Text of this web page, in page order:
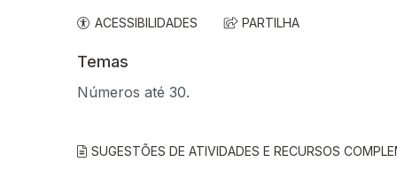
ACESSIBILIDADES PARTILHA
Temas
Números até 30.
SUGESTÕES DE ATIVIDADES E RECURSOS